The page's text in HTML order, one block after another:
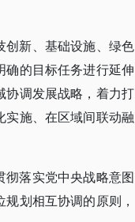
创新、基础设施、绿色
确的目标任务进行延伸
协调发展战略，着力打
实施、在区域间联动融
落实党中央战略意图
划相互协调的原则，